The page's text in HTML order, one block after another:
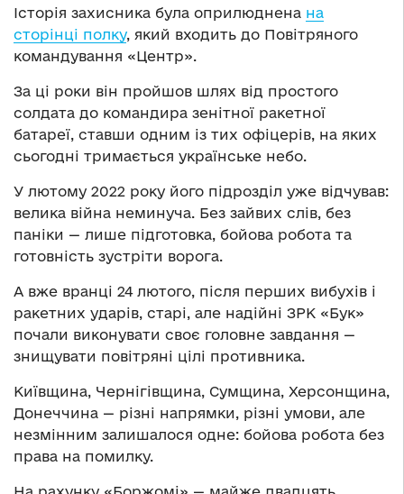
Історія захисника була оприлюднена на
сторінці полку, який входить до Повітряного
командування «Центр».
За ці роки він пройшов шлях від простого
солдата до командира зенітної ракетної
батареї, ставши одним із тих офіцерів, на яких
сьогодні тримається українське небо.
У лютому 2022 року його підрозділ уже відчував:
велика війна неминуча. Без зайвих слів, без
паніки — лише підготовка, бойова робота та
готовність зустріти ворога.
А вже вранці 24 лютого, після перших вибухів і
ракетних ударів, старі, але надійні ЗРК «Бук»
почали виконувати своє головне завдання —
знищувати повітряні цілі противника.
Київщина, Чернігівщина, Сумщина, Херсонщина,
Донеччина — різні напрямки, різні умови, але
незмінним залишалося одне: бойова робота без
права на помилку.